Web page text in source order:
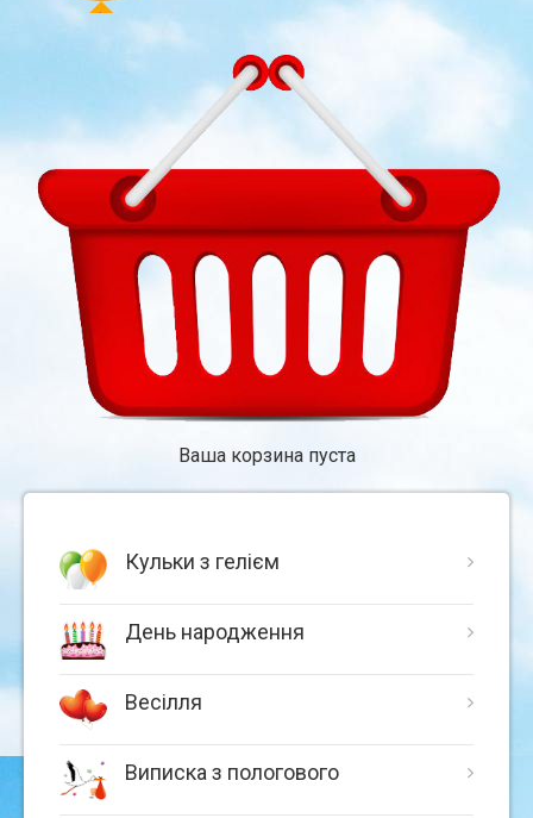
Ваша корзина пуста
Кульки з гелієм
День народження
Весілля
Виписка з пологового